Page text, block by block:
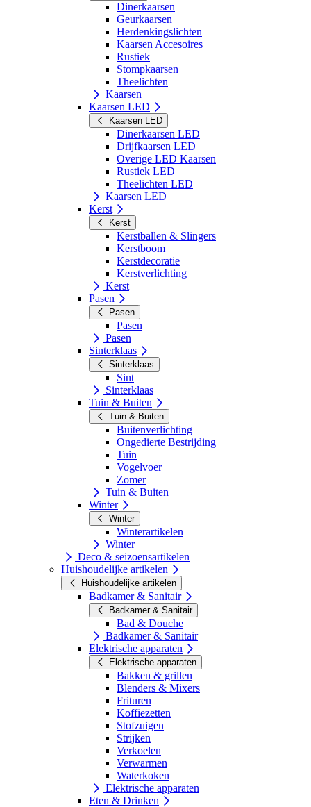
Dinerkaarsen
Geurkaarsen
Herdenkingslichten
Kaarsen Accesoires
Rustiek
Stompkaarsen
Theelichten
Kaarsen
Kaarsen LED
Kaarsen LED
Dinerkaarsen LED
Drijfkaarsen LED
Overige LED Kaarsen
Rustiek LED
Theelichten LED
Kaarsen LED
Kerst
Kerst
Kerstballen & Slingers
Kerstboom
Kerstdecoratie
Kerstverlichting
Kerst
Pasen
Pasen
Pasen
Pasen
Sinterklaas
Sinterklaas
Sint
Sinterklaas
Tuin & Buiten
Tuin & Buiten
Buitenverlichting
Ongedierte Bestrijding
Tuin
Vogelvoer
Zomer
Tuin & Buiten
Winter
Winter
Winterartikelen
Winter
Deco & seizoensartikelen
Huishoudelijke artikelen
Huishoudelijke artikelen
Badkamer & Sanitair
Badkamer & Sanitair
Bad & Douche
Badkamer & Sanitair
Elektrische apparaten
Elektrische apparaten
Bakken & grillen
Blenders & Mixers
Frituren
Koffiezetten
Stofzuigen
Strijken
Verkoelen
Verwarmen
Waterkoken
Elektrische apparaten
Eten & Drinken